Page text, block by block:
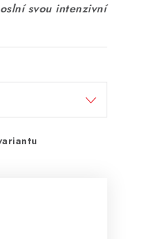
svou intenzivní